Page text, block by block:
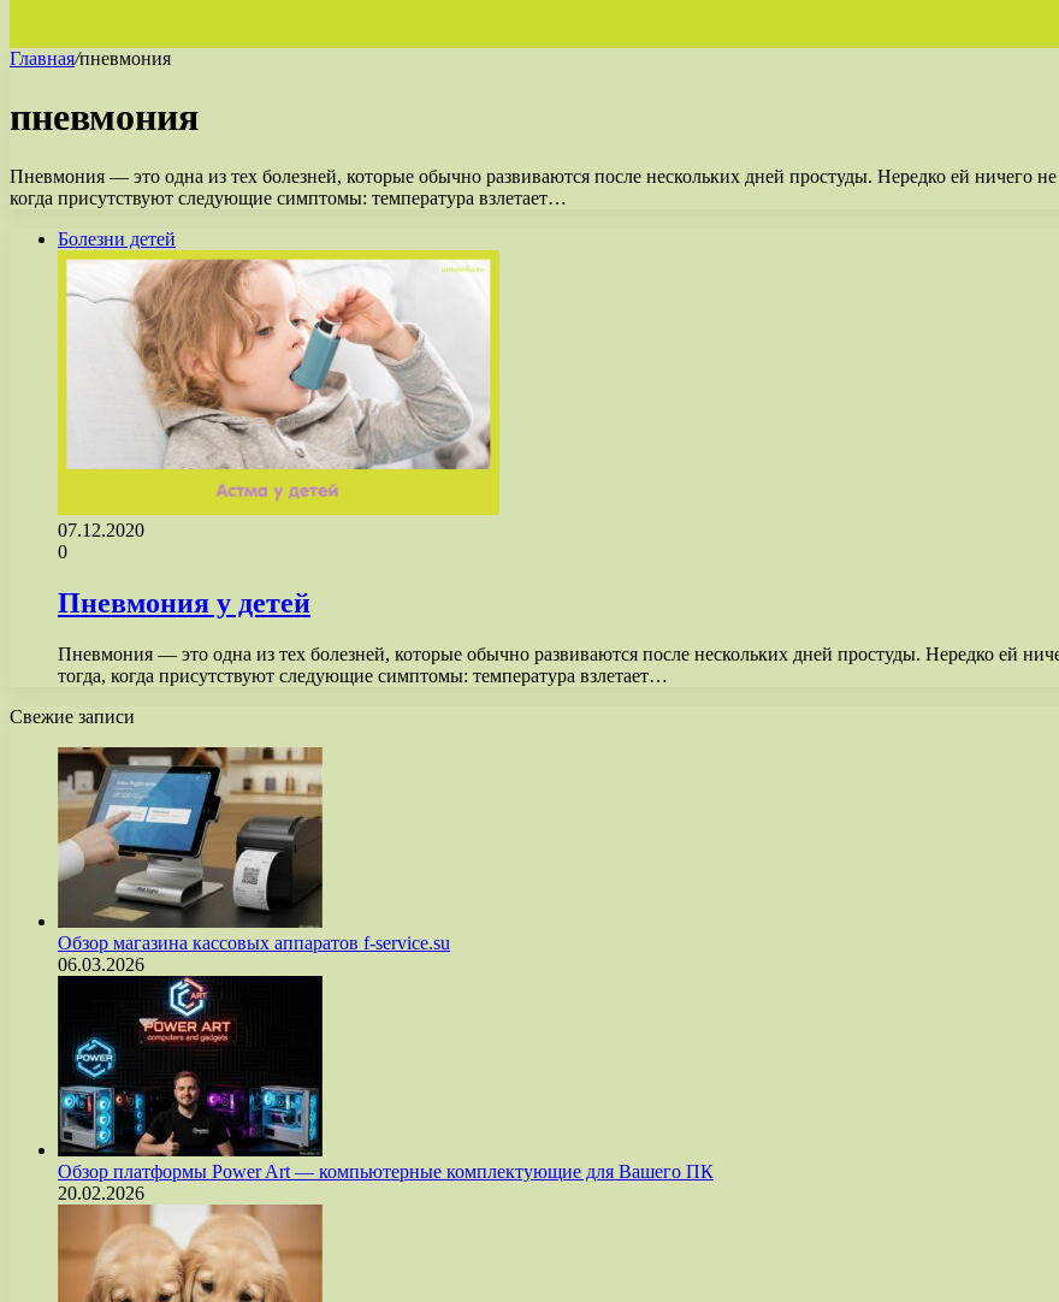
Главная/пневмония
пневмония
Пневмония — это одна из тех болезней, которые обычно развиваются после нескольких дней простуды. Нередко ей ничего
когда присутствуют следующие симптомы: температура взлетает…
Болезни детей
07.12.2020
0
Пневмония у детей
Пневмония — это одна из тех болезней, которые обычно развиваются после нескольких дней простуды. Нередко ей
тогда, когда присутствуют следующие симптомы: температура взлетает…
Свежие записи
Обзор магазина кассовых аппаратов f-service.su
06.03.2026
Обзор платформы Power Art — компьютерные комплектующие для Вашего ПК
20.02.2026